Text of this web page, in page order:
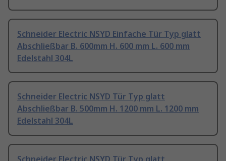
Schneider Electric NSYD Einfache Tür Typ glatt
Abschließbar B. 600mm H. 600 mm L. 600 mm
Edelstahl 304L
Schneider Electric NSYD Tür Typ glatt
Abschließbar B. 500mm H. 1200 mm L. 1200 mm
Edelstahl 304L